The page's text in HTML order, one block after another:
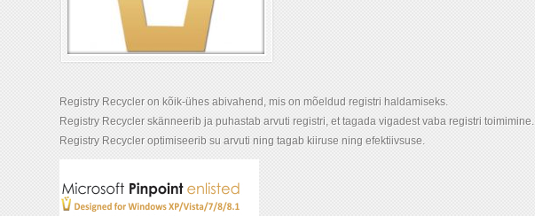
Registry Recycler on kõik-ühes abivahend, mis on mõeldud registri haldamiseks.
Registry Recycler skänneerib ja puhastab arvuti registri, et tagada vigadest vaba registri toimimine.
Registry Recycler optimiseerib su arvuti ning tagab kiiruse ning efektiivsuse.